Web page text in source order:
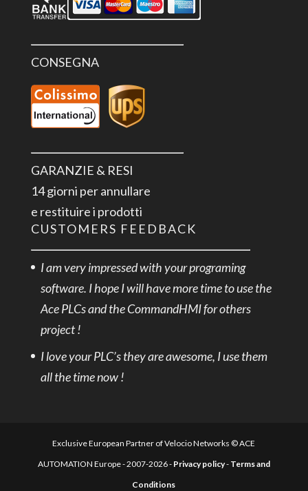
CONSEGNA
GARANZIE & RESI
14 giorni per annullare
e restituire i prodotti
CUSTOMERS FEEDBACK
I am very impressed with your programing
software. I hope I will have more time to use the
Ace PLCs and the CommandHMI for others
project !
I love your PLC’s they are awesome, I use them
all the time now !
Exclusive European Partner of Velocio Networks © ACE
AUTOMATION Europe - 2007-2026 - Privacy policy- Terms and
Conditions